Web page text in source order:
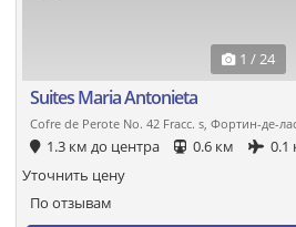
1 / 24
Suites Maria Antonieta
Cofre de Perote No. 42 Fracc. s, Фортин-де-
1.3 км до центра 0.6 км 0.1
По отзывам
Уточнить цену